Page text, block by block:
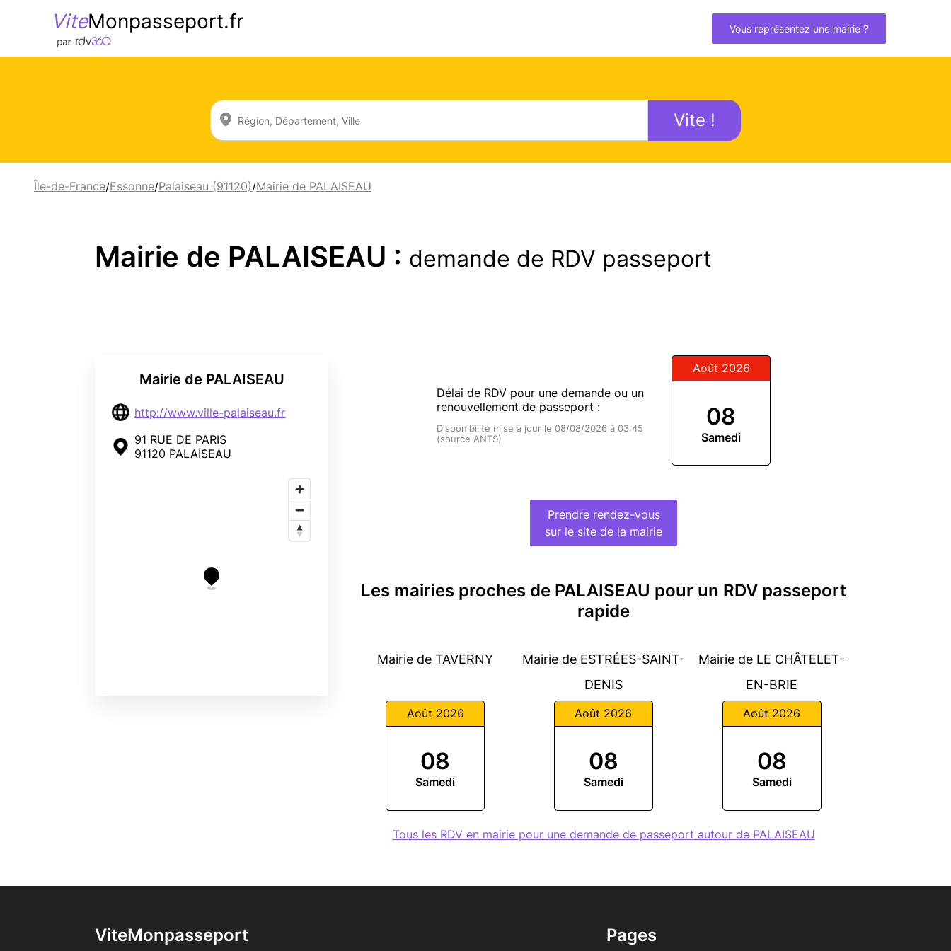
ViteMonpasseport.fr Vous représentez une mairie ?
Vite !
Île-de-France/Essonne/Palaiseau (91120)/Mairie de PALAISEAU
Mairie de PALAISEAU : demande de RDV passeport
Mairie de PALAISEAU
http://www.ville-palaiseau.fr
91 RUE DE PARIS
91120 PALAISEAU
Délai de RDV pour une demande ou un
renouvellement de passeport :
Disponibilité mise à jour le 08/08/2026 à 03:45
(source ANTS)
Août 2026
08
Samedi
Prendre rendez-vous
sur le site de la mairie
Les mairies proches de PALAISEAU pour un RDV passeport
rapide
Mairie de TAVERNY
Août 2026
08
Samedi
Mairie de ESTRÉES-SAINT-
DENIS
Août 2026
08
Samedi
Mairie de LE CHÂTELET-
EN-BRIE
Août 2026
08
Samedi
Tous les RDV en mairie pour une demande de passeport autour de PALAISEAU
ViteMonpasseport Pages